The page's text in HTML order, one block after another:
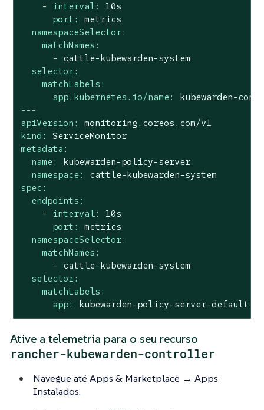
-
interval:
10s
port:
metrics
namespaceSelector:
matchNames:
-
cattle-kubewarden-system
selector:
matchLabels:
app.kubernetes.io/name:
kubewarden-
---
apiVersion:
monitoring.coreos.com/v1
kind:
ServiceMonitor
metadata:
name:
kubewarden-policy-server
namespace:
cattle-kubewarden-system
spec:
endpoints:
-
interval:
10s
port:
metrics
namespaceSelector:
matchNames:
-
cattle-kubewarden-system
selector:
matchLabels:
app:
kubewarden-policy-server-default
Ative a telemetria para o seu recurso
rancher-kubewarden-controller
Navegue até Apps & Marketplace → Apps
Instalados.